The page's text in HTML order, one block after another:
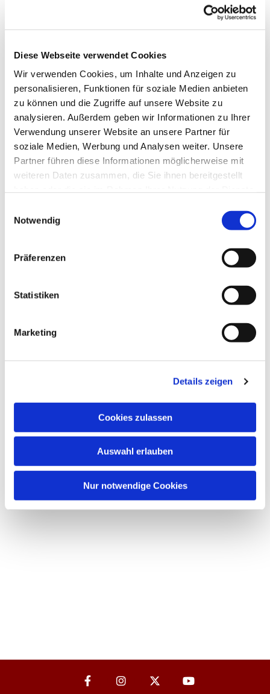
Diese Webseite verwendet Cookies
Wir verwenden Cookies, um Inhalte und Anzeigen zu
personalisieren, Funktionen für soziale Medien anbieten
zu können und die Zugriffe auf unsere Website zu
analysieren. Außerdem geben wir Informationen zu Ihrer
Verwendung unserer Website an unsere Partner für
soziale Medien, Werbung und Analysen weiter. Unsere
Partner führen diese Informationen möglicherweise mit
weiteren Daten zusammen, die Sie ihnen bereitgestellt
Notwendig
Präferenzen
Statistiken
Marketing
Details zeigen
Cookies zulassen
Auswahl erlauben
Nur notwendige Cookies
Reiferstraße 2A, 17109 Demmin